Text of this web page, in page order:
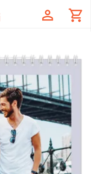
profile shopping_cart